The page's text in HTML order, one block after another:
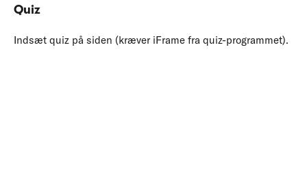
Quiz
Indsæt quiz på siden (kræver iFrame fra quiz-programmet).